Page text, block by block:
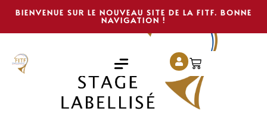
BIENVENUE SUR LE NOUVEAU SITE DE LA FITF. BONNE
NAVIGATION !